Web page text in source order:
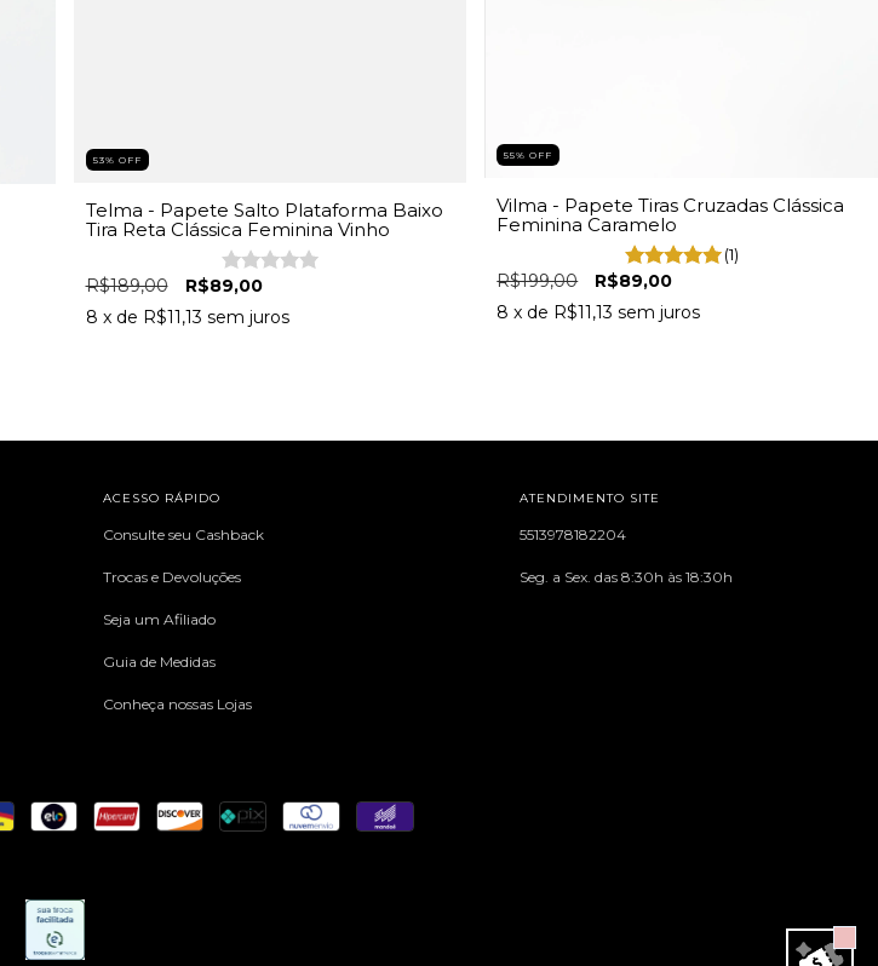
53% OFF
Telma - Papete Salto Plataforma Baixo
Tira Reta Clássica Feminina Vinho
R$189,00
R$89,00
8 x de R$11,13 sem juros
55%OFF
Vilma - Papete Tiras Cruzadas Clássica
Feminina Caramelo
(1)
R$199,00
R$89,00
8 x de R$11,13 sem juros
ACESSO RÁPIDO
Consulte seu Cashback
Trocas e Devoluções
Seja um Afiliado
Guia de Medidas
Conheça nossas Lojas
ATENDIMENTO SITE
5513978182204
Seg. a Sex. das 8:30h às 18:30h